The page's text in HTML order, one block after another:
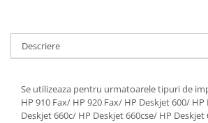
Descriere
Se utilizeaza pentru urmatoarele tipuri de
HP 910 Fax/ HP 920 Fax/ HP Deskjet 600/
Deskjet 660c/ HP Deskjet 660cse/ HP